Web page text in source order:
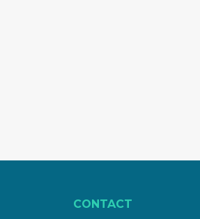
CONTACT